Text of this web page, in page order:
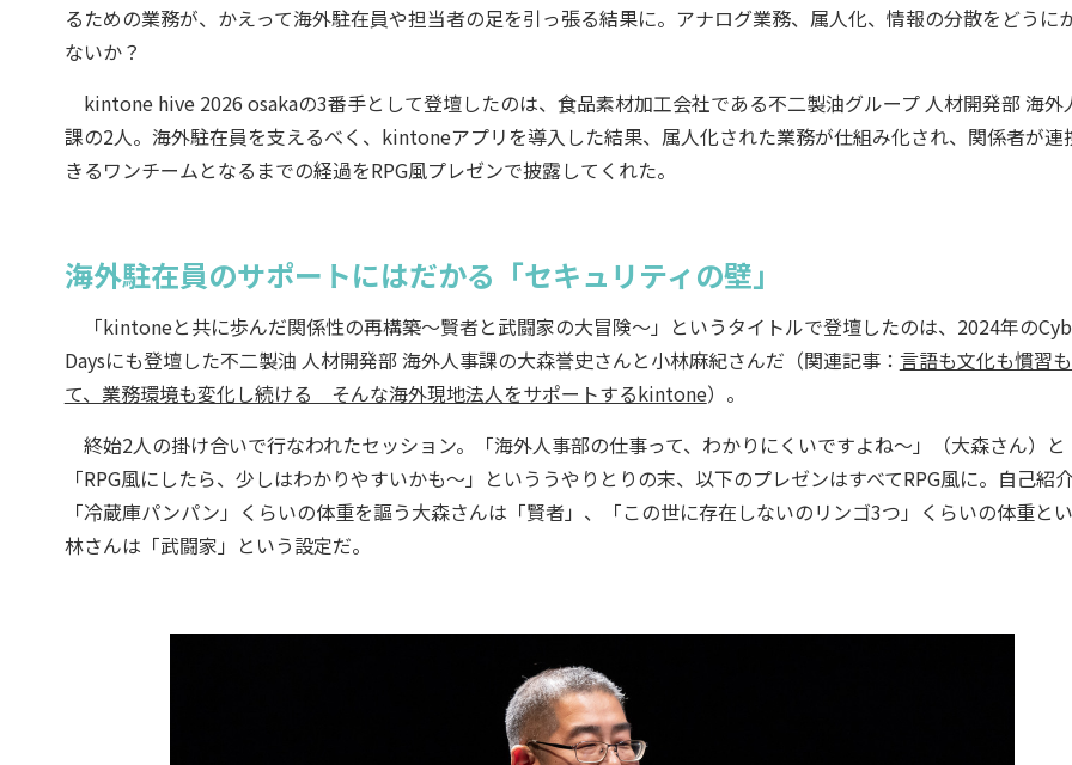
るための業務が、かえって海外駐在員や担当者の足を引っ張る結果に。アナログ業務、属人化、情報の分散をどうに
ないか？
kintone hive 2026 osakaの3番手として登壇したのは、食品素材加工会社である不二製油グループ 人材開発部 海外
課の2人。海外駐在員を支えるべく、kintoneアプリを導入した結果、属人化された業務が仕組み化され、関係者が連
きるワンチームとなるまでの経過をRPG風プレゼンで披露してくれた。
海外駐在員のサポートにはだかる「セキュリティの壁」
「kintoneと共に歩んだ関係性の再構築～賢者と武闘家の大冒険～」というタイトルで登壇したのは、2024年の
Daysにも登壇した不二製油 人材開発部 海外人事課の大森誉史さんと小林麻紀さんだ（関連記事： 言語も文化も慣習
て、業務環境も変化し続ける そんな海外現地法人をサポートするkintone）。
終始2人の掛け合いで行なわれたセッション。「海外人事部の仕事って、わかりにくいですよね～」（大森さん）と
「RPG風にしたら、少しはわかりやすいかも～」といううやりとりの末、以下のプレゼンはすべてRPG風に。自己紹
「冷蔵庫パンパン」くらいの体重を謳う大森さんは「賢者」、「この世に存在しないのリンゴ3つ」くらいの体重と
林さんは「武闘家」という設定だ。